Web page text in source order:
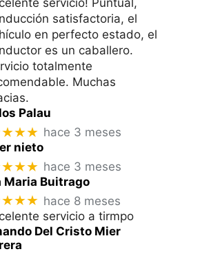
servicio! Puntual,
satisfactoria, el
en perfecto estado, el
es un caballero.
totalmente
Muchas
Palau
hace 3 meses
nieto
hace 3 meses
Maria Buitrago
hace 8 meses
servicio a tirmpo
Del Cristo Mier